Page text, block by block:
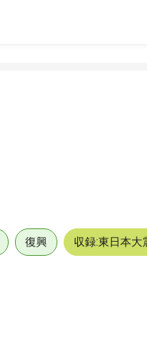
復興 収録:東日本大